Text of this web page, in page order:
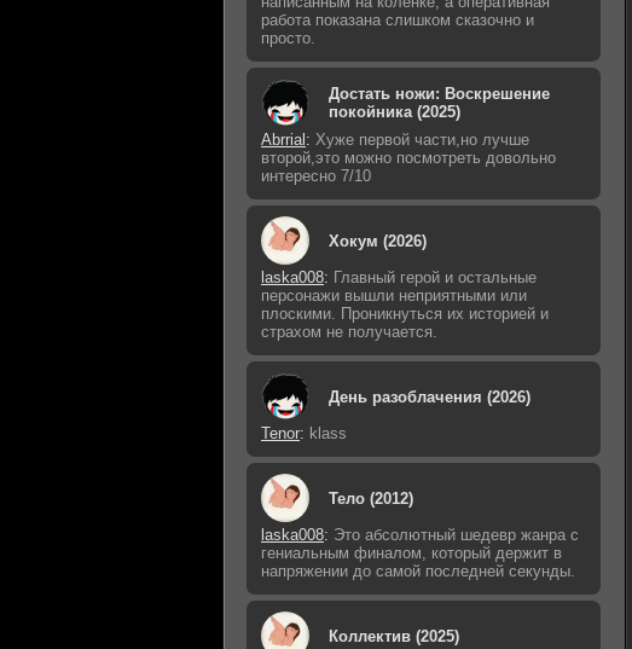
работа показана слишком сказочно и
просто.
Достать ножи: Воскрешение
покойника (2025)
Abrrial : Хуже первой части,но лучше
второй,это можно посмотреть довольно
интересно 7/10
Хокум (2026)
laska008: Главный герой и остальные
персонажи вышли неприятными или
плоскими. Проникнуться их историей и
страхом не получается.
День разоблачения (2026)
Tenor: klass
Тело (2012)
laska008: Это абсолютный шедевр жанра с
гениальным финалом, который держит в
напряжении до самой последней секунды.
Коллектив (2025)